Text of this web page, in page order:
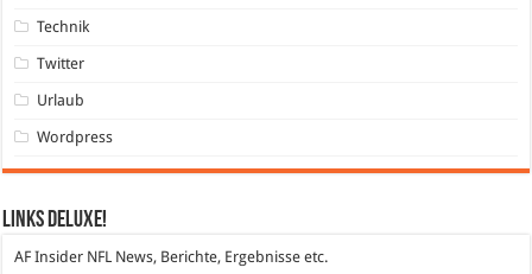
Technik
Twitter
Urlaub
Wordpress
Links DeLuXe!
AF Insider NFL News, Berichte, Ergebnisse etc.